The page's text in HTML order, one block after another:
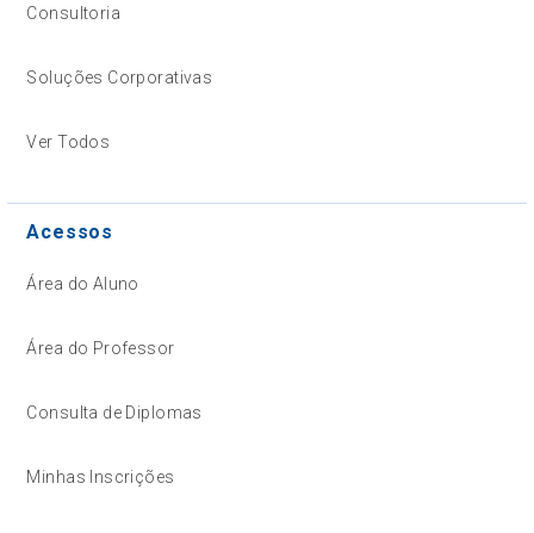
Consultoria
Soluções Corporativas
Ver Todos
Acessos
Área do Aluno
Área do Professor
Consulta de Diplomas
Minhas Inscrições